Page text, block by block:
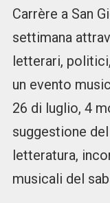
Carrère a San
settimana
letterari,
un evento
26 di luglio, 4
suggestione
letteratura,
musicali del